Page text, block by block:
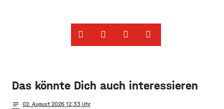
Das könnte Dich auch interessieren
notes 02. August 2026 12:33